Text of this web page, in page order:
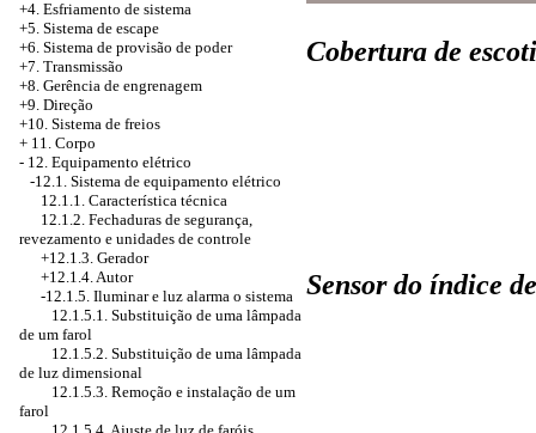
+4. Esfriamento de sistema
+5. Sistema de escape
+6. Sistema de provisão de poder
+7. Transmissão
+8. Gerência de engrenagem
+9. Direção
+10. Sistema de freios
+ 11. Corpo
- 12. Equipamento elétrico
-12.1. Sistema de equipamento elétrico
12.1.1. Característica técnica
12.1.2. Fechaduras de segurança,
revezamento e unidades de controle
+12.1.3. Gerador
+12.1.4. Autor
-12.1.5. Iluminar e luz alarma o sistema
12.1.5.1. Substituição de uma lâmpada
de um farol
12.1.5.2. Substituição de uma lâmpada
de luz dimensional
12.1.5.3. Remoção e instalação de um
farol
Cobertura de
Sensor do índice